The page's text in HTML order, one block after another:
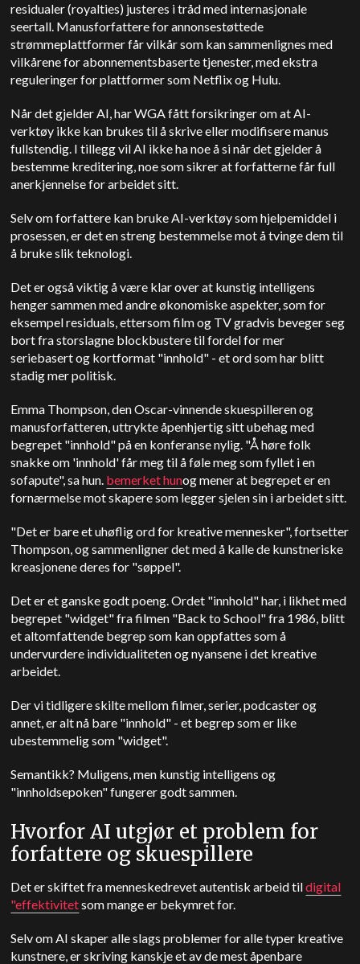
residualer (royalties) justeres i tråd med internasjonale
seertall. Manusforfattere for annonsestøttede
strømmeplattformer får vilkår som kan sammenlignes med
vilkårene for abonnementsbaserte tjenester, med ekstra
reguleringer for plattformer som Netflix og Hulu.
Når det gjelder AI, har WGA fått forsikringer om at AI-
verktøy ikke kan brukes til å skrive eller modifisere manus
fullstendig. I tillegg vil AI ikke ha noe å si når det gjelder å
bestemme kreditering, noe som sikrer at forfatterne får full
anerkjennelse for arbeidet sitt.
Selv om forfattere kan bruke AI-verktøy som hjelpemiddel i
prosessen, er det en streng bestemmelse mot å tvinge dem til
å bruke slik teknologi.
Det er også viktig å være klar over at kunstig intelligens
henger sammen med andre økonomiske aspekter, som for
eksempel residuals, ettersom film og TV gradvis beveger seg
bort fra storslagne blockbustere til fordel for mer
seriebasert og kortformat "innhold" - et ord som har blitt
stadig mer politisk.
Emma Thompson, den Oscar-vinnende skuespilleren og
manusforfatteren, uttrykte åpenhjertig sitt ubehag med
begrepet "innhold" på en konferanse nylig. "Å høre folk
snakke om 'innhold' får meg til å føle meg som fyllet i en
sofapute", sa hun. bemerket hunog mener at begrepet er en
fornærmelse mot skapere som legger sjelen sin i arbeidet sitt.
"Det er bare et uhøflig ord for kreative mennesker", fortsetter
Thompson, og sammenligner det med å kalle de kunstneriske
kreasjonene deres for "søppel".
Det er et ganske godt poeng. Ordet "innhold" har, i likhet med
begrepet "widget" fra filmen "Back to School" fra 1986, blitt
et altomfattende begrep som kan oppfattes som å
undervurdere individualiteten og nyansene i det kreative
arbeidet.
Der vi tidligere skilte mellom filmer, serier, podcaster og
annet, er alt nå bare "innhold" - et begrep som er like
ubestemmelig som "widget".
Semantikk? Muligens, men kunstig intelligens og
"innholdsepoken" fungerer godt sammen.
Hvorfor AI utgjør et problem for
forfattere og skuespillere
Det er skiftet fra menneskedrevet autentisk arbeid tildigital
"effektivitetsom mange er bekymret for.
Selv om AI skaper alle slags problemer for alle typer kreative
kunstnere, er skriving kanskje et av de mest åpenbare